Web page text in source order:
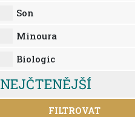
Son
Minoura
Biologic
NEJČTENĚJŠÍ
FILTROVAT